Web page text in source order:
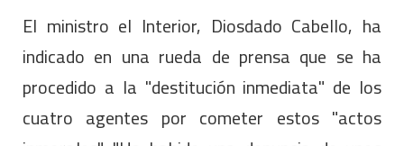
El ministro el Interior, Diosdado Cabello, ha
indicado en una rueda de prensa que se ha
procedido a la "destitución inmediata" de los
cuatro agentes por cometer estos "actos